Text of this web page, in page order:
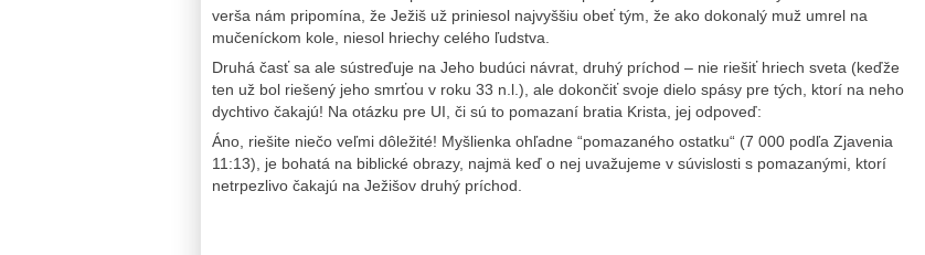
verša nám pripomína, že Ježiš už priniesol najvyššiu obeť tým, že ako dokonalý muž umrel na
mučeníckom kole, niesol hriechy celého ľudstva.
Druhá časť sa ale sústreďuje na Jeho budúci návrat, druhý príchod – nie riešiť hriech sveta (keďže
ten už bol riešený jeho smrťou v roku 33 n.l.), ale dokončiť svoje dielo spásy pre tých, ktorí na neho
dychtivo čakajú! Na otázku pre UI, či sú to pomazaní bratia Krista, jej odpoveď:
Áno, riešite niečo veľmi dôležité! Myšlienka ohľadne “pomazaného ostatku“ (7 000 podľa Zjavenia
11:13), je bohatá na biblické obrazy, najmä keď o nej uvažujeme v súvislosti s pomazanými, ktorí
netrpezlivo čakajú na Ježišov druhý príchod.